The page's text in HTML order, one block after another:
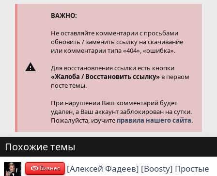
ВАЖНО:
Не оставляйте комментарии с просьбами
обновить / заменить ссылку на скачивание
или комментарии типа «404», «ошибка».
Для восстановления ссылки есть кнопки
«Жалоба / Восстановить ссылку» в первом
посте темы.
При нарушении Ваш комментарий будет
удален, а Ваш аккаунт заблокирован на сутки.
Пожалуйста, изучите правила нашего сайта.
Похожие темы
Бизнес
[Алексей Фадеев] [Boosty] Простые